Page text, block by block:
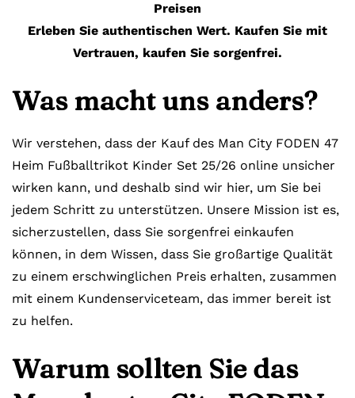
Preisen
Erleben Sie authentischen Wert. Kaufen Sie mit
Vertrauen, kaufen Sie sorgenfrei.
Was macht uns anders?
Wir verstehen, dass der Kauf des Man City FODEN 47
Heim Fußballtrikot Kinder Set 25/26 online unsicher
wirken kann, und deshalb sind wir hier, um Sie bei
jedem Schritt zu unterstützen. Unsere Mission ist es,
sicherzustellen, dass Sie sorgenfrei einkaufen
können, in dem Wissen, dass Sie großartige Qualität
zu einem erschwinglichen Preis erhalten, zusammen
mit einem Kundenserviceteam, das immer bereit ist
zu helfen.
Warum sollten Sie das